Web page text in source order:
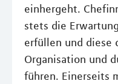
einhergeht.
stets die
erfüllen und diese
Organisation und
führen. Einerseits